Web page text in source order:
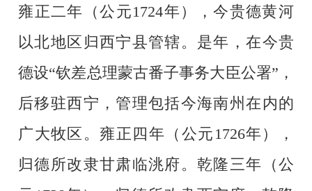
雍正二年（公元1724年），今贵德黄河
以北地区归西宁县管辖。是年，在今贵
德设“钦差总理蒙古番子事务大臣公署”，
后移驻西宁，管理包括今海南州在内的
广大牧区。雍正四年（公元1726年），
归德所改隶甘肃临洮府。乾隆三年（公